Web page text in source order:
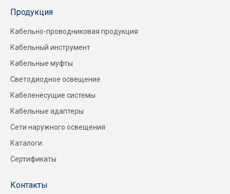
Продукция
Кабельно-проводниковая продукция
Кабельный инструмент
Кабельные муфты
Светодиодное освещение
Контакты
Кабеленесущие системы
Кабельные адаптеры
Сети наружного освещения
Каталоги
Сертификаты